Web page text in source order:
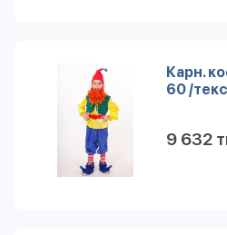
Карн.
60 /
9 632